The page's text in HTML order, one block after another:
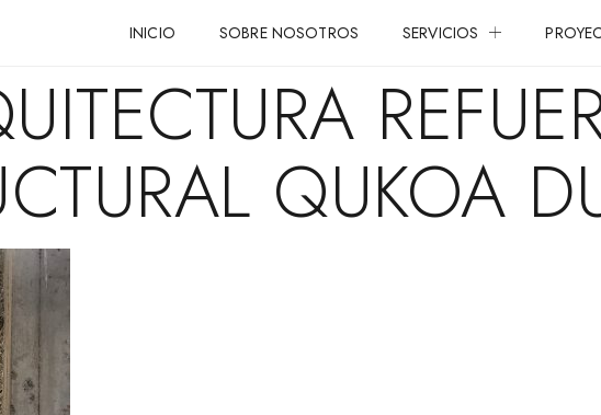
INICIO SOBRE NOSOTROS SERVICIOS
QUKOA